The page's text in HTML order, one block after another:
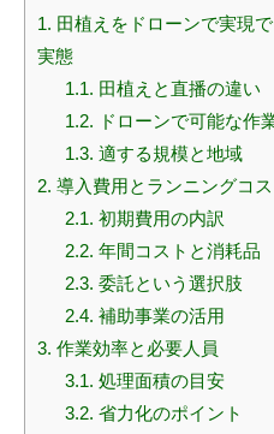
1. 田植えをドローンで実現
実態
1.1. 田植えと直播の違い
1.2. ドローンで可能な作
1.3. 適する規模と地域
2. 導入費用とランニングコス
2.1. 初期費用の内訳
2.2. 年間コストと消耗品
2.3. 委託という選択肢
2.4. 補助事業の活用
3. 作業効率と必要人員
3.1. 処理面積の目安
3.2. 省力化のポイント